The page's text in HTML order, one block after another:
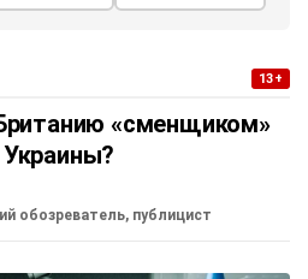
13+
«сменщиком»
обозреватель, публицист